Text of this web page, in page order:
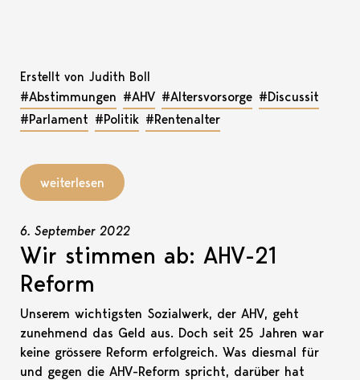
Erstellt von Judith Boll
#Abstimmungen #AHV #Altersvorsorge #Discussit
#Parlament #Politik #Rentenalter
weiterlesen
6. September 2022
Wir stimmen ab: AHV-21
Reform
Unserem wichtigsten Sozialwerk, der AHV, geht
zunehmend das Geld aus. Doch seit 25 Jahren war
keine grössere Reform erfolgreich. Was diesmal für
und gegen die AHV-Reform spricht, darüber hat